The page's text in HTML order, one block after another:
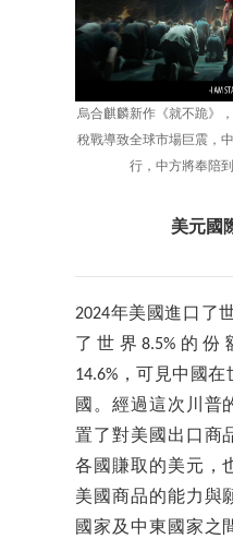
烏合麒麟新作《就不跪》
稅戰導致全球市場巨震，
行，中方將奉陪
美元國
2024年美國進口了
了世界8.5%的份
14.6%，可見中國
國。經過這次川普
置了對美國出口商
各國賺取的美元，
美國商品的能力與
國家及中東國家之